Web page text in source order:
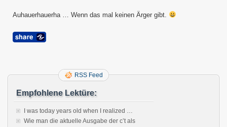
Auhauerhauerha … Wenn das mal keinen Ärger gibt.
RSS Feed
Empfohlene Lektüre:
I was today years old when I realized …
Wie man die aktuelle Ausgabe der c’t als